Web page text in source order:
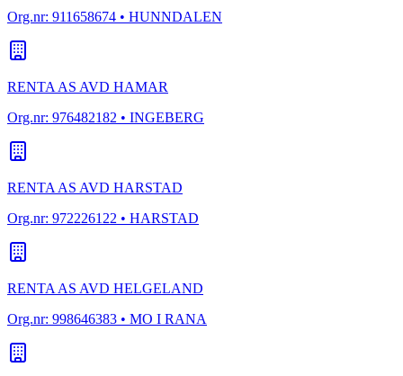
Org.nr: 911658674 • HUNNDALEN
RENTA AS AVD HAMAR
Org.nr: 976482182 • INGEBERG
RENTA AS AVD HARSTAD
Org.nr: 972226122 • HARSTAD
RENTA AS AVD HELGELAND
Org.nr: 998646383 • MO I RANA